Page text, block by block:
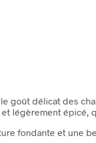
goût délicat des
légèrement épicé,
fondante et une